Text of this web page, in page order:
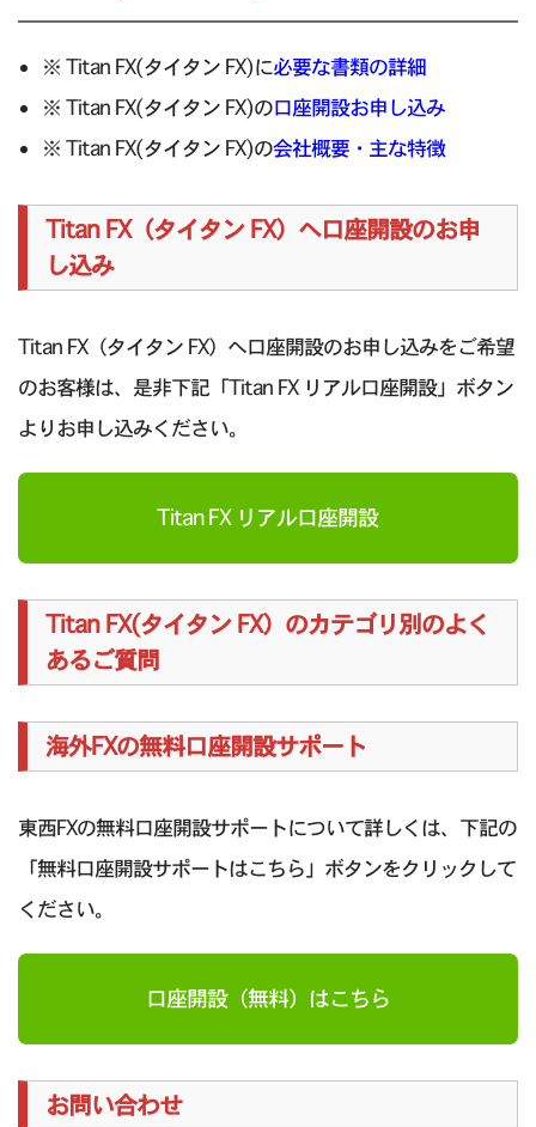
※ Titan FX(タイタン FX)に必要な書類の詳細
※ Titan FX(タイタン FX)の口座開設お申し込み
※ Titan FX(タイタン FX)の会社概要・主な特徴
Titan FX（タイタン FX）へ口座開設のお申
し込み
Titan FX（タイタン FX）へ口座開設のお申し込みをご希望
のお客様は、是非下記「Titan FX リアル口座開設」ボタン
よりお申し込みください。
Titan FX リアル口座開設
Titan FX(タイタン FX）のカテゴリ別のよく
あるご質問
海外FXの無料口座開設サポート
東西FXの無料口座開設サポートについて詳しくは、下記の
「無料口座開設サポートはこちら」ボタンをクリックして
ください。
口座開設（無料）はこちら
お問い合わせ